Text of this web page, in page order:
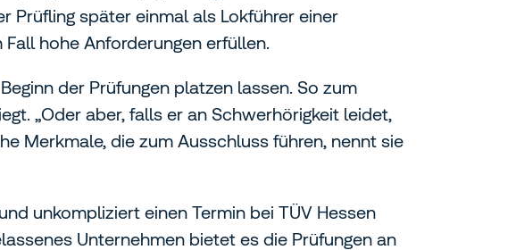
Prüfling später einmal als Lokführer einer
hohe Anforderungen erfüllen.
der Prüfungen platzen lassen. So zum
„Oder aber, falls er an Schwerhörigkeit leidet,
Merkmale, die zum Ausschluss führen, nennt sie
unkompliziert einen Termin bei TÜV Hessen
Unternehmen bietet es die Prüfungen an